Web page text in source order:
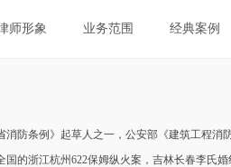
师形象 业务范围 经典案例
消防条例》起草人之一，公安部《建筑工程消
的浙江杭州622保姆纵火案，吉林长春李氏